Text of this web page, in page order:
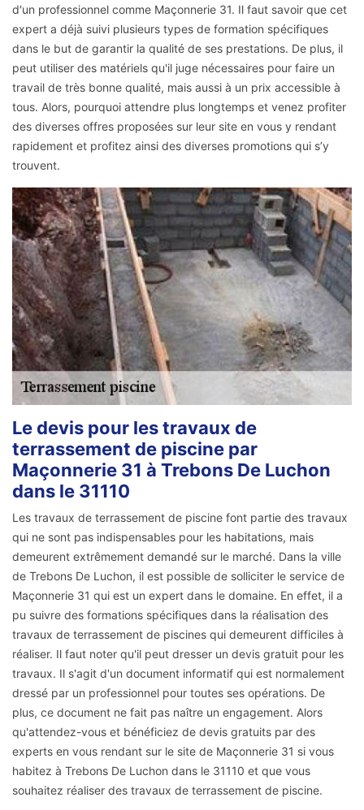
d'un professionnel comme Maçonnerie 31. Il faut savoir que cet
expert a déjà suivi plusieurs types de formation spécifiques
dans le but de garantir la qualité de ses prestations. De plus, il
peut utiliser des matériels qu'il juge nécessaires pour faire un
travail de très bonne qualité, mais aussi à un prix accessible à
tous. Alors, pourquoi attendre plus longtemps et venez profiter
des diverses offres proposées sur leur site en vous y rendant
rapidement et profitez ainsi des diverses promotions qui s’y
trouvent.
Le devis pour les travaux de
terrassement de piscine par
Maçonnerie 31 à Trebons De Luchon
dans le 31110
Les travaux de terrassement de piscine font partie des travaux
qui ne sont pas indispensables pour les habitations, mais
demeurent extrêmement demandé sur le marché. Dans la ville
de Trebons De Luchon, il est possible de solliciter le service de
Maçonnerie 31 qui est un expert dans le domaine. En effet, il a
pu suivre des formations spécifiques dans la réalisation des
travaux de terrassement de piscines qui demeurent difficiles à
réaliser. Il faut noter qu'il peut dresser un devis gratuit pour les
travaux. Il s'agit d'un document informatif qui est normalement
dressé par un professionnel pour toutes ses opérations. De
plus, ce document ne fait pas naître un engagement. Alors
qu'attendez-vous et bénéficiez de devis gratuits par des
experts en vous rendant sur le site de Maçonnerie 31 si vous
habitez à Trebons De Luchon dans le 31110 et que vous
souhaitez réaliser des travaux de terrassement de piscine.